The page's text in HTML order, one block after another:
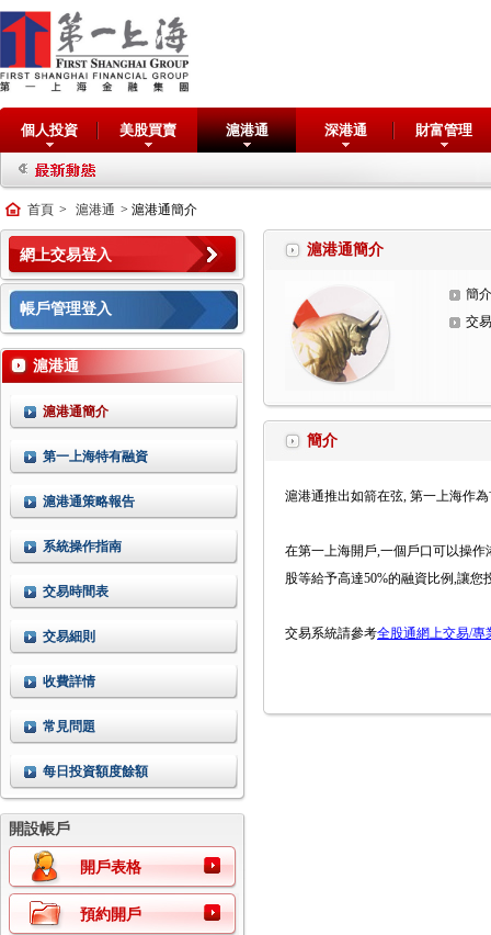
個人投資 美股買賣 滬港通 深港通 財富管理
首頁 > 滬港通 > 滬港通簡介
網上交易登入
帳戶管理登入
滬港通
滬港通簡介
第一上海特有融資
滬港通策略報告
系統操作指南
交易時間表
交易細則
收費詳情
常見問題
每日投資額度餘額
開設帳戶
開戶表格
預約開戶
滬港通簡介
簡介
交
簡介
滬港通推出如箭在弦, 第一上海作
在第一上海開戶,一個戶口可以操作
股等給予高達50%的融資比例,讓
交易系統請參考全股通網上交易/專